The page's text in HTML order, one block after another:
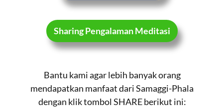
Sharing Pengalaman Meditasi
Bantu kami agar lebih banyak orang
mendapatkan manfaat dari Samaggi-Phala
dengan klik tombol SHARE berikut ini: